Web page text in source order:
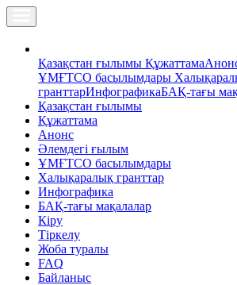
Қазақстан ғылымы Құжаттама
ҰМҒТСО басылымдары
гранттарИнфографикаБАҚ-тағы
Қазақстан ғылымы
Құжаттама
Анонс
Әлемдегі ғылым
ҰМҒТСО басылымдары
Халықаралық гранттар
Инфографика
БАҚ-тағы мақалалар
Кіру
Тіркелу
Жоба туралы
FAQ
Байланыс